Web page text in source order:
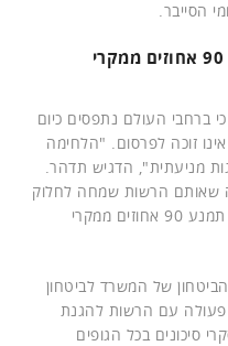
הסייבר.
"התנהגות מניעתית נכונה תמנע 90 אחוזים ממקרי
ברחבי העולם נתפסים כיום
זוכה לפרסום. "הלחימה
מניעתית", הדגיש תדהר.
שאותם הרשות שמחה לחלוק
עם הציבור. התנהגות מניעתית נכונה תמנע 90 אחוזים ממקרי
של המשרד לביטחון
פעולה עם הרשות להגנת
סיכונים בכל הגופים